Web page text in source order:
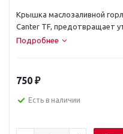
Крышка маслозаливной
Canter TF, предотвращает
Подробнее
750 ₽
Есть в наличии